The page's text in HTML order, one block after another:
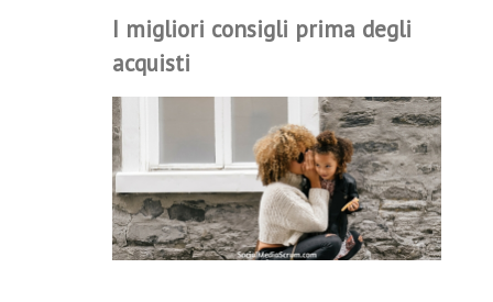
I migliori consigli prima degli
acquisti